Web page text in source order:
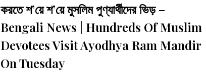
করতে শ’য়ে শ’য়ে মুসলিম পুণ্যার্থীদের ভিড় –
Bengali News | Hundreds Of Muslim
Devotees Visit Ayodhya Ram Mandir
On Tuesday